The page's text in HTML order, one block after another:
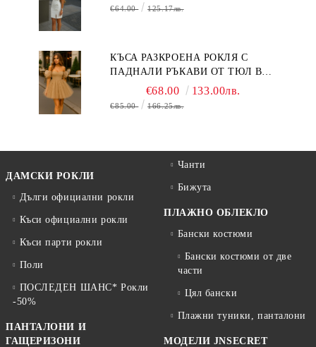
€64.00 125.17лв.
КЪСА РАЗКРОЕНА РОКЛЯ С
ПАДНАЛИ РЪКАВИ ОТ ТЮЛ В
БЕЖОВО€68.00 133.00лв.
€85.00 166.25лв.
ДАМСКИ РОКЛИ
Дълги официални рокли
Къси официални рокли
Къси парти рокли
Поли
ПОСЛЕДЕН ШАНС* Рокли
-50%
ПАНТАЛОНИ И
ГАЩЕРИЗОНИ
Чанти
Бижута
ПЛАЖНО ОБЛЕКЛО
Бански костюми
Бански костюми от две
части
Цял бански
Плажни туники, панталони
МОДЕЛИ JNSECRET